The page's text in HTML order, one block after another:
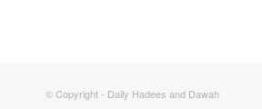
© Copyright - Daily Hadees and Dawah